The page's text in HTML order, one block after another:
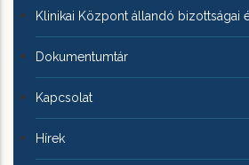
Klinikai Központ állandó bizottságai
Dokumentumtár
Kapcsolat
Hírek